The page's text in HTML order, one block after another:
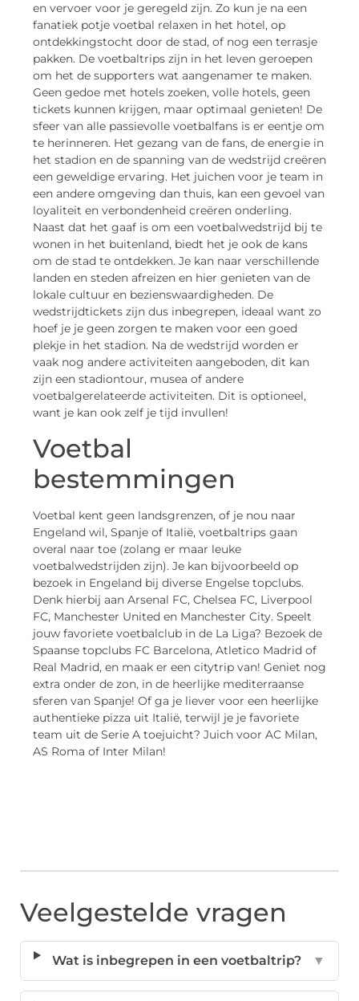
en vervoer voor je geregeld zijn. Zo kun je na een
fanatiek potje voetbal relaxen in het hotel, op
ontdekkingstocht door de stad, of nog een terrasje
pakken. De voetbaltrips zijn in het leven geroepen
om het de supporters wat aangenamer te maken.
Geen gedoe met hotels zoeken, volle hotels, geen
tickets kunnen krijgen, maar optimaal genieten! De
sfeer van alle passievolle voetbalfans is er eentje om
te herinneren. Het gezang van de fans, de energie in
het stadion en de spanning van de wedstrijd creëren
een geweldige ervaring. Het juichen voor je team in
een andere omgeving dan thuis, kan een gevoel van
loyaliteit en verbondenheid creëren onderling.
Naast dat het gaaf is om een voetbalwedstrijd bij te
wonen in het buitenland, biedt het je ook de kans
om de stad te ontdekken. Je kan naar verschillende
landen en steden afreizen en hier genieten van de
lokale cultuur en bezienswaardigheden. De
wedstrijdtickets zijn dus inbegrepen, ideaal want zo
hoef je je geen zorgen te maken voor een goed
plekje in het stadion. Na de wedstrijd worden er
vaak nog andere activiteiten aangeboden, dit kan
zijn een stadiontour, musea of andere
voetbalgerelateerde activiteiten. Dit is optioneel,
want je kan ook zelf je tijd invullen!
Voetbal
bestemmingen
Voetbal kent geen landsgrenzen, of je nou naar
Engeland wil, Spanje of Italië, voetbaltrips gaan
overal naar toe (zolang er maar leuke
voetbalwedstrijden zijn). Je kan bijvoorbeeld op
bezoek in Engeland bij diverse Engelse topclubs.
Denk hierbij aan Arsenal FC, Chelsea FC, Liverpool
FC, Manchester United en Manchester City. Speelt
jouw favoriete voetbalclub in de La Liga? Bezoek de
Spaanse topclubs FC Barcelona, Atletico Madrid of
Real Madrid, en maak er een citytrip van! Geniet nog
extra onder de zon, in de heerlijke mediterraanse
sferen van Spanje! Of ga je liever voor een heerlijke
authentieke pizza uit Italië, terwijl je je favoriete
team uit de Serie A toejuicht? Juich voor AC Milan,
AS Roma of Inter Milan!
Veelgestelde vragen
Wat is inbegrepen in een voetbaltrip? ▼